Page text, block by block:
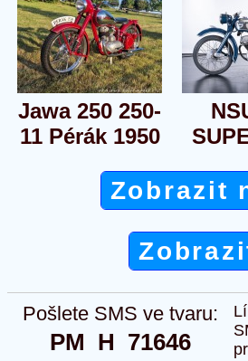
Jawa 250 250-
11 Pérák 1950
Zobrazit
Pošlete SMS ve tvaru:
PM  H  71646